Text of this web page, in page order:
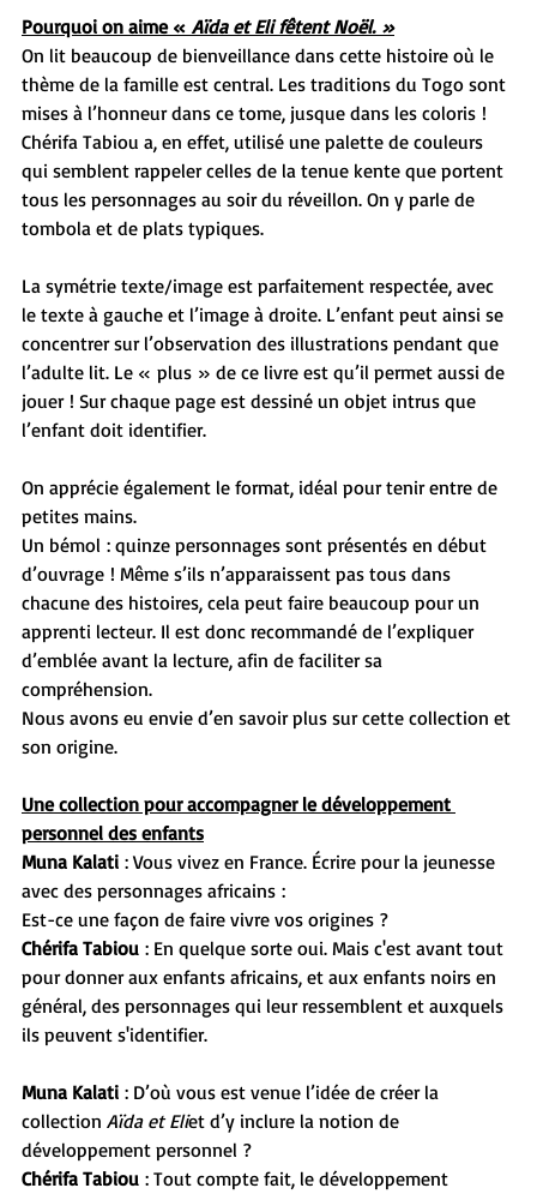
Pourquoi on aime « Aïda et Eli fêtent Noël. »
On lit beaucoup de bienveillance dans cette histoire où le
thème de la famille est central. Les traditions du Togo sont
mises à l’honneur dans ce tome, jusque dans les coloris !
Chérifa Tabiou a, en effet, utilisé une palette de couleurs
qui semblent rappeler celles de la tenue kente que portent
tous les personnages au soir du réveillon. On y parle de
tombola et de plats typiques.
La symétrie texte/image est parfaitement respectée, avec
le texte à gauche et l’image à droite. L’enfant peut ainsi se
concentrer sur l’observation des illustrations pendant que
l’adulte lit. Le « plus » de ce livre est qu’il permet aussi de
jouer ! Sur chaque page est dessiné un objet intrus que
l’enfant doit identifier.
On apprécie également le format, idéal pour tenir entre de
petites mains.
Un bémol : quinze personnages sont présentés en début
d’ouvrage ! Même s’ils n’apparaissent pas tous dans
chacune des histoires, cela peut faire beaucoup pour un
apprenti lecteur. Il est donc recommandé de l’expliquer
d’emblée avant la lecture, afin de faciliter sa
compréhension.
Nous avons eu envie d’en savoir plus sur cette collection et
son origine.
Une collection pour accompagner le développement
personnel des enfants
Muna Kalati : Vous vivez en France. Écrire pour la jeunesse
avec des personnages africains :
Est-ce une façon de faire vivre vos origines ?
Chérifa Tabiou : En quelque sorte oui. Mais c'est avant tout
pour donner aux enfants africains, et aux enfants noirs en
général, des personnages qui leur ressemblent et auxquels
ils peuvent s'identifier.
Muna Kalati : D’où vous est venue l’idée de créer la
collection Aïda et Eliet d’y inclure la notion de
développement personnel ?
Chérifa Tabiou : Tout compte fait, le développement